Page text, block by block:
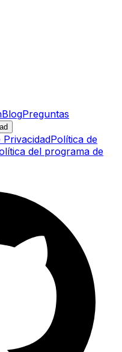
BlogPreguntas
PrivacidadPolítica de
del programa de